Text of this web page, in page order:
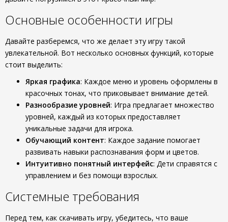
Основные особенности игры
Давайте разберемся, что же делает эту игру такой
увлекательной. Вот несколько основных функций, которые
стоит выделить:
Яркая графика: Каждое меню и уровень оформлены в
красочных тонах, что приковывает внимание детей.
Разнообразие уровней: Игра предлагает множество
уровней, каждый из которых предоставляет
уникальные задачи для игрока.
Обучающий контент: Каждое задание помогает
развивать навыки распознавания форм и цветов.
Интуитивно понятный интерфейс: Дети справятся с
управлением и без помощи взрослых.
Системные требования
Перед тем, как скачивать игру, убедитесь, что ваше